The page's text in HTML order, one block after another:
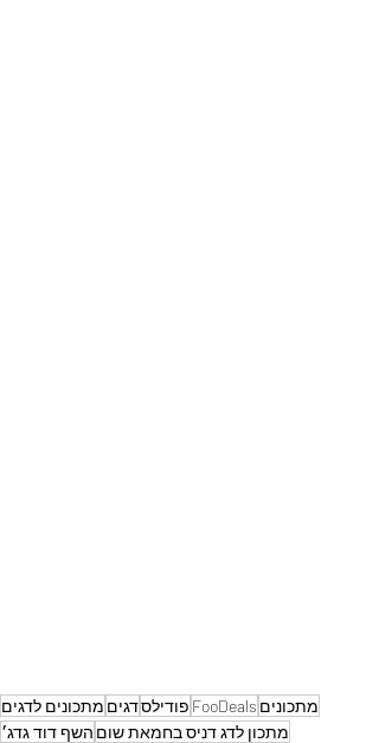
מתכונים FooDeals פודילסדגים מתכונים לדגים
מתכון לדג דניס בחמאת שום השף דוד גדג׳